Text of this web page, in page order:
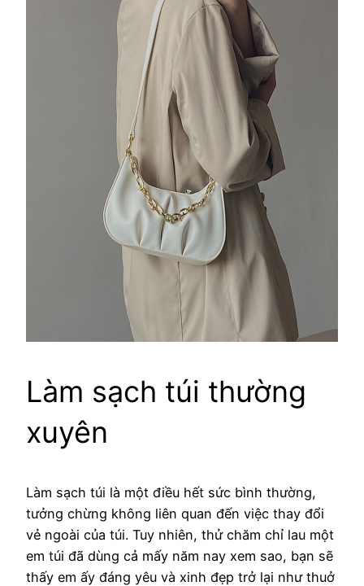
Làm sạch túi thường
xuyên
Làm sạch túi là một điều hết sức bình thường,
tưởng chừng không liên quan đến việc thay đổi
vẻ ngoài của túi. Tuy nhiên, thử chăm chỉ lau một
em túi đã dùng cả mấy năm nay xem sao, bạn sẽ
thấy em ấy đáng yêu và xinh đẹp trở lại như thuở